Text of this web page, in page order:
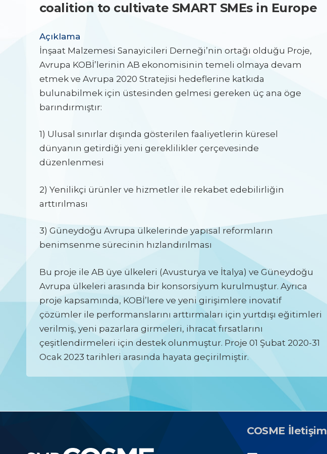
coalition to cultivate SMART SMEs in Europe
Açıklama
İnşaat Malzemesi Sanayicileri Derneği’nin ortağı olduğu Proje,
Avrupa KOBİ’lerinin AB ekonomisinin temeli olmaya devam
etmek ve Avrupa 2020 Stratejisi hedeflerine katkıda
bulunabilmek için üstesinden gelmesi gereken üç ana öge
barındırmıştır:
1) Ulusal sınırlar dışında gösterilen faaliyetlerin küresel
dünyanın getirdiği yeni gereklilikler çerçevesinde
düzenlenmesi
2) Yenilikçi ürünler ve hizmetler ile rekabet edebilirliğin
arttırılması
3) Güneydoğu Avrupa ülkelerinde yapısal reformların
benimsenme sürecinin hızlandırılması
Bu proje ile AB üye ülkeleri (Avusturya ve İtalya) ve Güneydoğu
Avrupa ülkeleri arasında bir konsorsiyum kurulmuştur. Ayrıca
proje kapsamında, KOBİ’lere ve yeni girişimlere inovatif
çözümler ile performanslarını arttırmaları için yurtdışı eğitimleri
verilmiş, yeni pazarlara girmeleri, ihracat fırsatlarını
çeşitlendirmeleri için destek olunmuştur. Proje 01 Şubat 2020-31
Ocak 2023 tarihleri arasında hayata geçirilmiştir.
COSME İletişim